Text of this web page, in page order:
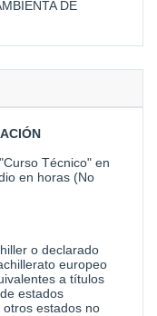
DE
Técnico" en
en horas (No
o declarado
europeo
a títulos
estados
estados no